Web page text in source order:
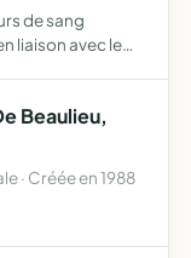
de sang
liaison avec le
Beaulieu,
· Créée en 1988